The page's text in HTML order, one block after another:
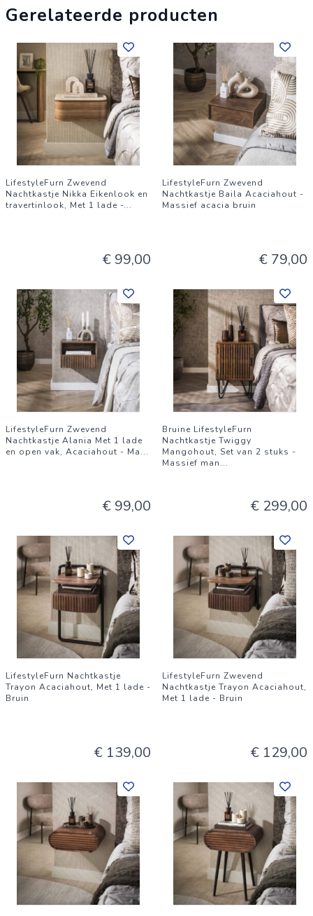
Gerelateerde producten
LifestyleFurn Zwevend
Nachtkastje Nikka Eikenlook en
travertinlook, Met 1 lade -...
€ 99,00
LifestyleFurn Zwevend
Nachtkastje Baila Acaciahout -
Massief acacia bruin
€ 79,00
LifestyleFurn Zwevend
Nachtkastje Alania Met 1 lade
en open vak, Acaciahout - Ma...
€ 99,00
Bruine LifestyleFurn
Nachtkastje Twiggy
Mangohout, Set van 2 stuks -
Massief man...
€ 299,00
LifestyleFurn Nachtkastje
Trayon Acaciahout, Met 1 lade -
Bruin
€ 139,00
LifestyleFurn Zwevend
Nachtkastje Trayon Acaciahout,
Met 1 lade - Bruin
€ 129,00